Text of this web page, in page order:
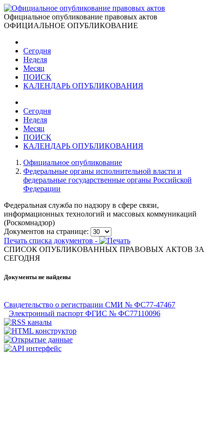
Официальное опубликование правовых актов
ОФИЦИАЛЬНОЕ ОПУБЛИКОВАНИЕ
Сегодня
Неделя
Месяц
ПОИСК
КАЛЕНДАРЬ ОПУБЛИКОВАНИЯ
Сегодня
Неделя
Месяц
ПОИСК
КАЛЕНДАРЬ ОПУБЛИКОВАНИЯ
Официальное опубликование
Федеральные органы исполнительной власти и
федеральные государственные органы Российской
Федерации
Федеральная служба по надзору в сфере связи,
информационных технологий и массовых коммуникаций
(Роскомнадзор)
Документов на странице:
Печать списка документов -
СПИСОК ОПУБЛИКОВАННЫХ ПРАВОВЫХ АКТОВ ЗА
CЕГОДНЯ
Документы не найдены
Свидетельство о регистрации СМИ № ФС77-47467
Электронный паспорт ФГИС № ФС77110096